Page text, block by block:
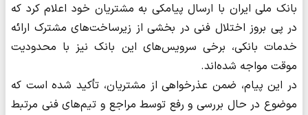
بانک ملی ایران با ارسال پیامکی به مشتریان خود اعلام کرد که
در پی بروز اختلال فنی در بخشی از زیرساخت‌های مشترک ارائه
خدمات بانکی، برخی سرویس‌های این بانک نیز با محدودیت
موقت مواجه شده‌اند.
در این پیام، ضمن عذرخواهی از مشتریان، تأکید شده است که
موضوع در حال بررسی و رفع توسط مراجع و تیم‌های فنی مرتبط